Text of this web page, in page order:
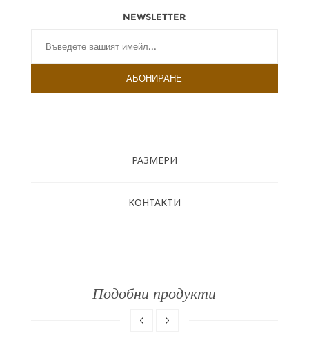
NEWSLETTER
РАЗМЕРИ
КОНТАКТИ
Подобни продукти